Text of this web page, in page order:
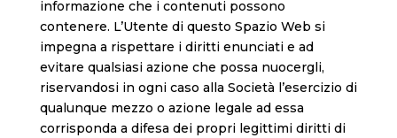
informazione che i contenuti possono
contenere. L’Utente di questo Spazio Web si
impegna a rispettare i diritti enunciati e ad
evitare qualsiasi azione che possa nuocergli,
riservandosi in ogni caso alla Società l’esercizio di
qualunque mezzo o azione legale ad essa
corrisponda a difesa dei propri legittimi diritti di